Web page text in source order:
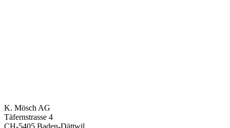
K. Mösch AG
Täfernstrasse 4
CH-5405 Baden-Dättwil